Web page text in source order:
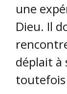
une
Dieu. Il
déplait à
toutefois